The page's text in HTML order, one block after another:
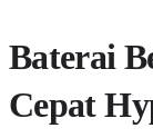
Baterai
Cepat